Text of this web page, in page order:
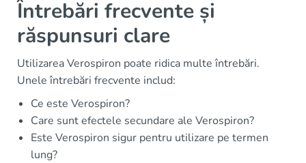
Întrebări frecvente și
răspunsuri clare
Utilizarea Verospiron poate ridica multe întrebări.
Unele întrebări frecvente includ:
Ce este Verospiron?
Care sunt efectele secundare ale Verospiron?
Este Verospiron sigur pentru utilizare pe termen
lung?